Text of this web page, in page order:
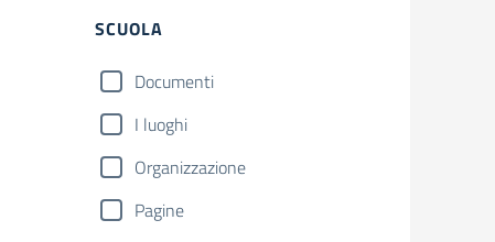
Filtri
SCUOLA
Documenti
I luoghi
Organizzazione
Pagine